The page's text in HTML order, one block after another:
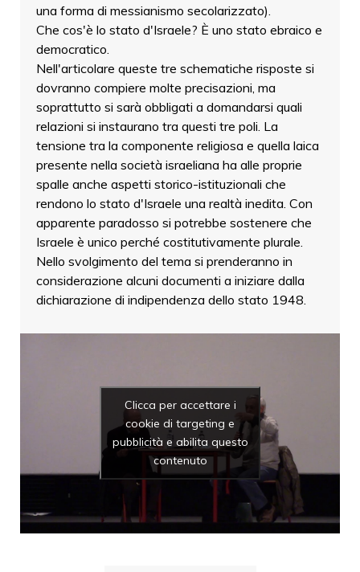
una forma di messianismo secolarizzato).
Che cos'è lo stato d'Israele? È uno stato ebraico e
democratico.
Nell'articolare queste tre schematiche risposte si
dovranno compiere molte precisazioni, ma
soprattutto si sarà obbligati a domandarsi quali
relazioni si instaurano tra questi tre poli. La
tensione tra la componente religiosa e quella laica
presente nella società israeliana ha alle proprie
spalle anche aspetti storico-istituzionali che
rendono lo stato d'Israele una realtà inedita. Con
apparente paradosso si potrebbe sostenere che
Israele è unico perché costitutivamente plurale.
Nello svolgimento del tema si prenderanno in
considerazione alcuni documenti a iniziare dalla
dichiarazione di indipendenza dello stato 1948.
Clicca per accettare i
cookie di targeting e
pubblicità e abilita questo
contenuto